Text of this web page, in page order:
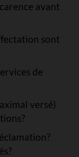
avant
sont
de
versé)